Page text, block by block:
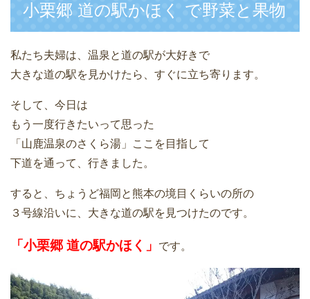
小栗郷 道の駅かほく で野菜と果物
私たち夫婦は、温泉と道の駅が大好きで
大きな道の駅を見かけたら、すぐに立ち寄ります。
そして、今日は
もう一度行きたいって思った
「山鹿温泉のさくら湯」ここを目指して
下道を通って、行きました。
すると、ちょうど福岡と熊本の境目くらいの所の
３号線沿いに、大きな道の駅を見つけたのです。
「小栗郷 道の駅かほく」 です。